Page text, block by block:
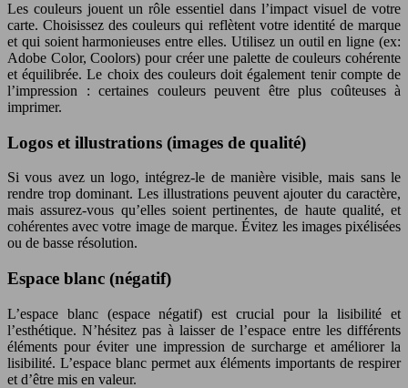
Les couleurs jouent un rôle essentiel dans l’impact visuel de votre
carte. Choisissez des couleurs qui reflètent votre identité de marque
et qui soient harmonieuses entre elles. Utilisez un outil en ligne (ex:
Adobe Color, Coolors) pour créer une palette de couleurs cohérente
et équilibrée. Le choix des couleurs doit également tenir compte de
l’impression : certaines couleurs peuvent être plus coûteuses à
imprimer.
Logos et illustrations (images de qualité)
Si vous avez un logo, intégrez-le de manière visible, mais sans le
rendre trop dominant. Les illustrations peuvent ajouter du caractère,
mais assurez-vous qu’elles soient pertinentes, de haute qualité, et
cohérentes avec votre image de marque. Évitez les images pixélisées
ou de basse résolution.
Espace blanc (négatif)
L’espace blanc (espace négatif) est crucial pour la lisibilité et
l’esthétique. N’hésitez pas à laisser de l’espace entre les différents
éléments pour éviter une impression de surcharge et améliorer la
lisibilité. L’espace blanc permet aux éléments importants de respirer
et d’être mis en valeur.